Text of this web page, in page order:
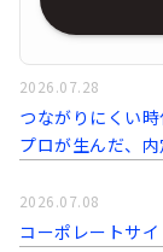
つながりにくい
プロが生んだ、
2026.07.28
コーポレートサ
2026.07.08